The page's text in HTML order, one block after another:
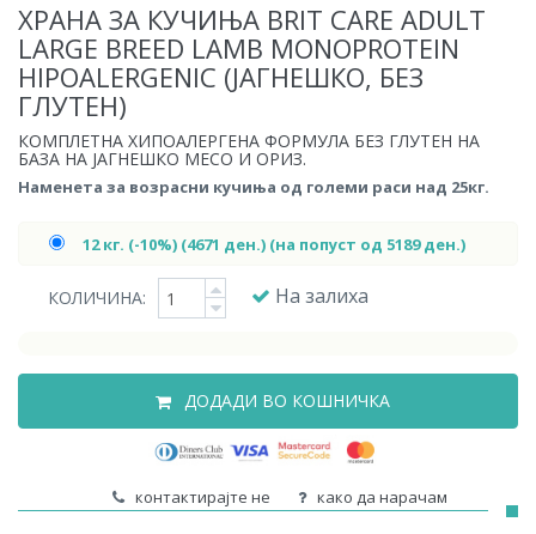
ХРАНА ЗА КУЧИЊА BRIT CARE ADULT
LARGE BREED LAMB MONOPROTEIN
HIPOALERGENIC (ЈАГНЕШКО, БЕЗ
ГЛУТЕН)
КОМПЛЕТНА ХИПОАЛЕРГЕНА ФОРМУЛА БЕЗ ГЛУТЕН НА
БАЗА НА ЈАГНЕШКО МЕСО И ОРИЗ.
Наменета за возрасни кучиња од големи раси над 25кг.
12 кг. (-10%) (4671 ден.) (на попуст од 5189 ден.)
КОЛИЧИНА: На залиха
ДОДАДИ ВО КОШНИЧКА
контактирајте не како да нарачам